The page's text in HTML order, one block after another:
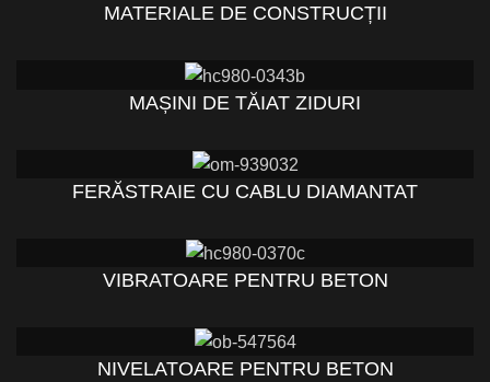
MATERIALE DE CONSTRUCȚII
MAȘINI DE TĂIAT ZIDURI
FERĂSTRAIE CU CABLU DIAMANTAT
VIBRATOARE PENTRU BETON
NIVELATOARE PENTRU BETON